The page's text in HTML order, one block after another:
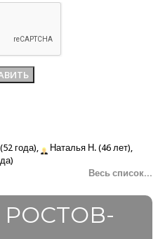
года),
Наталья Н. (46 лет),
Весь список...